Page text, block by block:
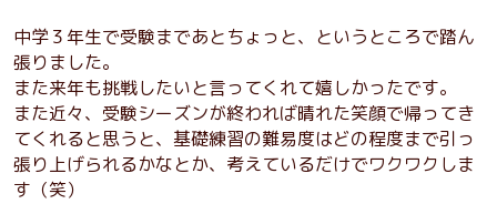
中学３年生で受験まであとちょっと、というところで踏ん
張りました。
また来年も挑戦したいと言ってくれて嬉しかったです。
また近々、受験シーズンが終われば晴れた笑顔で帰ってき
てくれると思うと、基礎練習の難易度はどの程度まで引っ
張り上げられるかなとか、考えているだけでワクワクしま
す（笑）